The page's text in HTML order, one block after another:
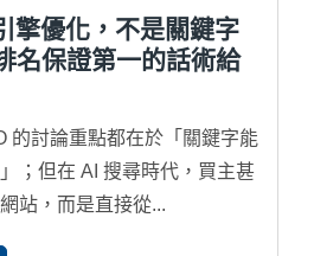
擎優化，不是關鍵字
名保證第一的話術給
的討論重點都在於「關鍵字能
；但在 AI 搜尋時代，買主甚
站，而是直接從...